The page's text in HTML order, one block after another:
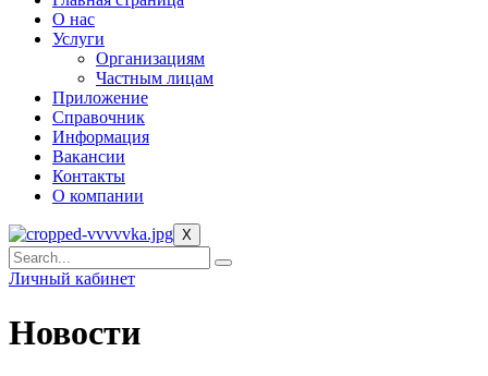
О нас
Услуги
Организациям
Частным лицам
Приложение
Справочник
Информация
Вакансии
Контакты
О компании
X
Личный кабинет
Новости